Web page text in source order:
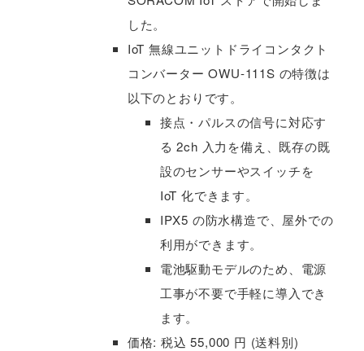
した。
IoT 無線ユニットドライコンタクト
コンバーター OWU-111S の特徴は
以下のとおりです。
接点・パルスの信号に対応す
る 2ch 入力を備え、既存の既
設のセンサーやスイッチを
IoT 化できます。
IPX5 の防水構造で、屋外での
利用ができます。
電池駆動モデルのため、電源
工事が不要で手軽に導入でき
ます。
価格: 税込 55,000 円 (送料別)